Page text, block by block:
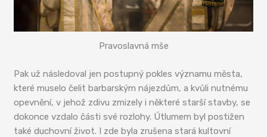
Pravoslavná mše
Pak už následoval jen postupný pokles významu města,
které muselo čelit barbarským nájezdům, a kvůli nutnému
opevnění, v jehož zdivu zmizely i některé starší stavby, se
dokonce vzdalo části své rozlohy. Útlumem byl postižen
také duchovní život. I zde byla zrušena stará kultovní